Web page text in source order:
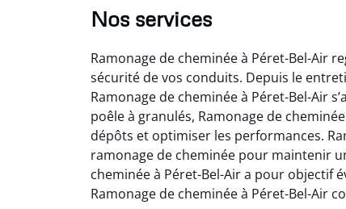
Nos services
Ramonage de cheminée à Péret-Bel-Air
sécurité de vos conduits. Depuis le
Ramonage de cheminée à Péret-Bel-Air
poêle à granulés, Ramonage de
dépôts et optimiser les performances.
ramonage de cheminée pour maintenir
cheminée à Péret-Bel-Air a pour
Ramonage de cheminée à Péret-Bel-Air